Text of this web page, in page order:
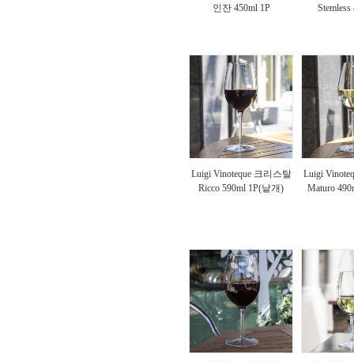
인잔 450ml 1P
Luigi Vinoteque 크리스탈
Ricco 590ml 1P(낱개)
Luigi
Maturo